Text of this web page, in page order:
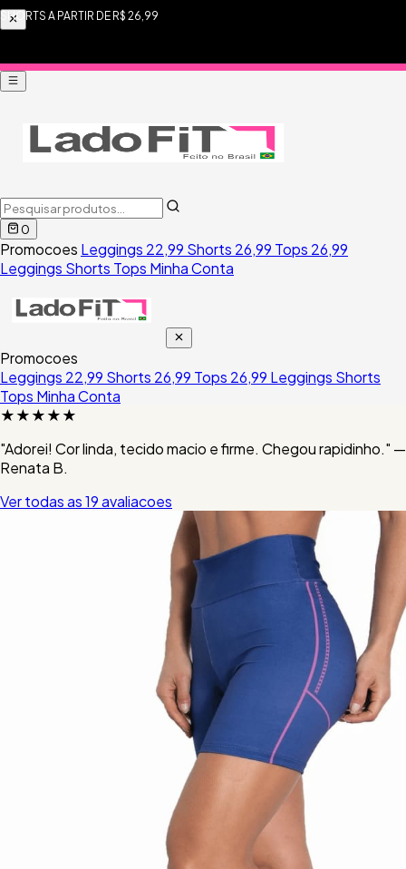
FRETE FIXO R$ 9,90 PARA TODO BRASIL
0
Promocoes Leggings 22,99 Shorts 26,99 Tops 26,99
Leggings Shorts Tops Minha Conta
Promocoes
Leggings 22,99 Shorts 26,99 Tops 26,99 Leggings Shorts
Tops Minha Conta
★★★★★
"Adorei! Cor linda, tecido macio e firme. Chegou rapidinho." —
Renata B.
Ver todas as 19 avaliacoes